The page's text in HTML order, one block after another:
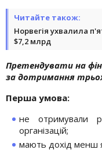
Читайте також:
Норвегія ухвалила
$7,2 млрд
Претендувати на
за дотримання
Перша умова:
не отримували
організацій;
мають дохід менш